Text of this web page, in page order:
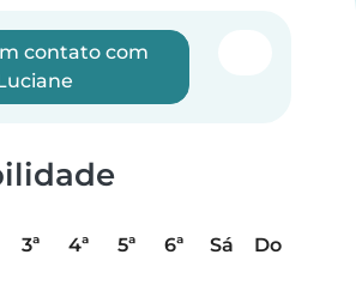
contato com
3ª 4ª 5ª 6ª Sá
Do